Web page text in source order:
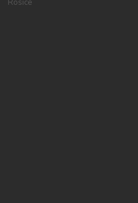
Rosice